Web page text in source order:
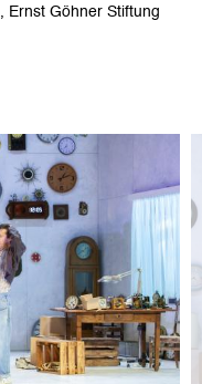
Ernst Göhner Stiftung